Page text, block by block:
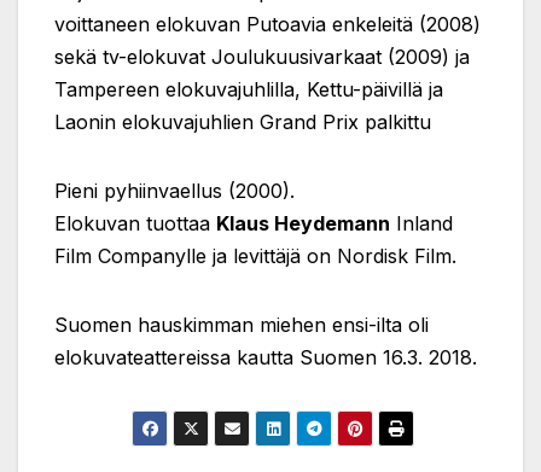
voittaneen elokuvan Putoavia enkeleitä (2008)
sekä tv-elokuvat Joulukuusivarkaat (2009) ja
Tampereen elokuvajuhlilla, Kettu-päivillä ja
Laonin elokuvajuhlien Grand Prix palkittu
Pieni pyhiinvaellus (2000).
Elokuvan tuottaa Klaus Heydemann Inland
Film Companylle ja levittäjä on Nordisk Film.
Suomen hauskimman miehen ensi-ilta oli
elokuvateattereissa kautta Suomen 16.3. 2018.